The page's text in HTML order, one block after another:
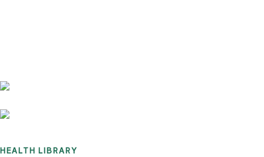
HEALTH LIBRARY